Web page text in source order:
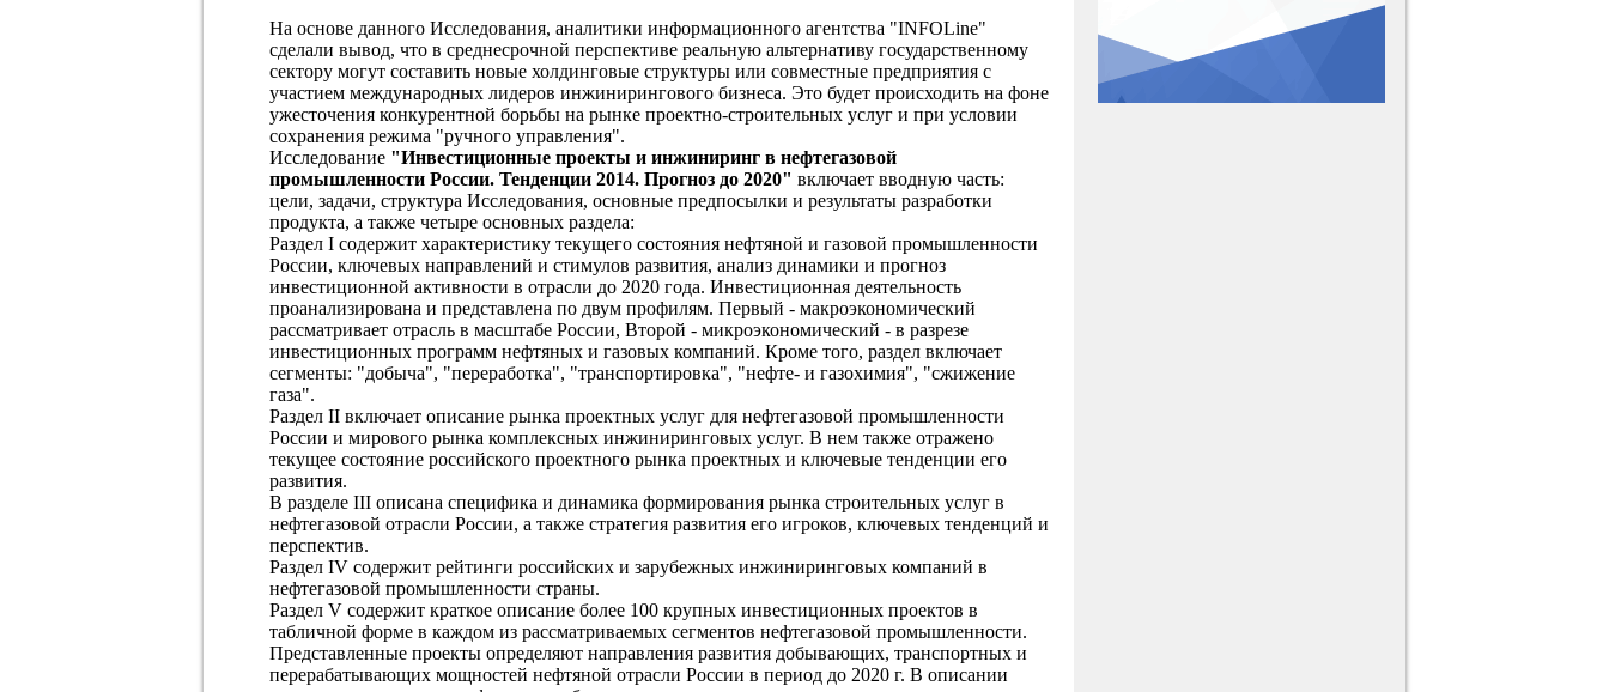
На основе данного Исследования, аналитики информационного агентства "INFOLine"
сделали вывод, что в среднесрочной перспективе реальную альтернативу государственному
сектору могут составить новые холдинговые структуры или совместные предприятия с
участием международных лидеров инжинирингового бизнеса. Это будет происходить на фоне
ужесточения конкурентной борьбы на рынке проектно-строительных услуг и при условии
сохранения режима "ручного управления".
Исследование "Инвестиционные проекты и инжиниринг в нефтегазовой
промышленности России. Тенденции 2014. Прогноз до 2020" включает вводную часть:
цели, задачи, структура Исследования, основные предпосылки и результаты разработки
продукта, а также четыре основных раздела:
Раздел I содержит характеристику текущего состояния нефтяной и газовой промышленности
России, ключевых направлений и стимулов развития, анализ динамики и прогноз
инвестиционной активности в отрасли до 2020 года. Инвестиционная деятельность
проанализирована и представлена по двум профилям. Первый - макроэкономический
рассматривает отрасль в масштабе России, Второй - микроэкономический - в разрезе
инвестиционных программ нефтяных и газовых компаний. Кроме того, раздел включает
сегменты: "добыча", "переработка", "транспортировка", "нефте- и газохимия", "сжижение
газа".
Раздел II включает описание рынка проектных услуг для нефтегазовой промышленности
России и мирового рынка комплексных инжиниринговых услуг. В нем также отражено
текущее состояние российского проектного рынка проектных и ключевые тенденции его
развития.
В разделе III описана специфика и динамика формирования рынка строительных услуг в
нефтегазовой отрасли России, а также стратегия развития его игроков, ключевых тенденций и
перспектив.
Раздел IV содержит рейтинги российских и зарубежных инжиниринговых компаний в
нефтегазовой промышленности страны.
Раздел V содержит краткое описание более 100 крупных инвестиционных проектов в
табличной форме в каждом из рассматриваемых сегментов нефтегазовой промышленности.
Представленные проекты определяют направления развития добывающих, транспортных и
перерабатывающих мощностей нефтяной отрасли России в период до 2020 г. В описании